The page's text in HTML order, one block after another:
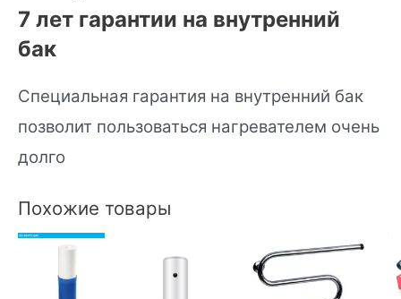
7 лет гарантии на внутренний
бак
Специальная гарантия на внутренний бак
позволит пользоваться нагревателем очень
долго
Похожие товары